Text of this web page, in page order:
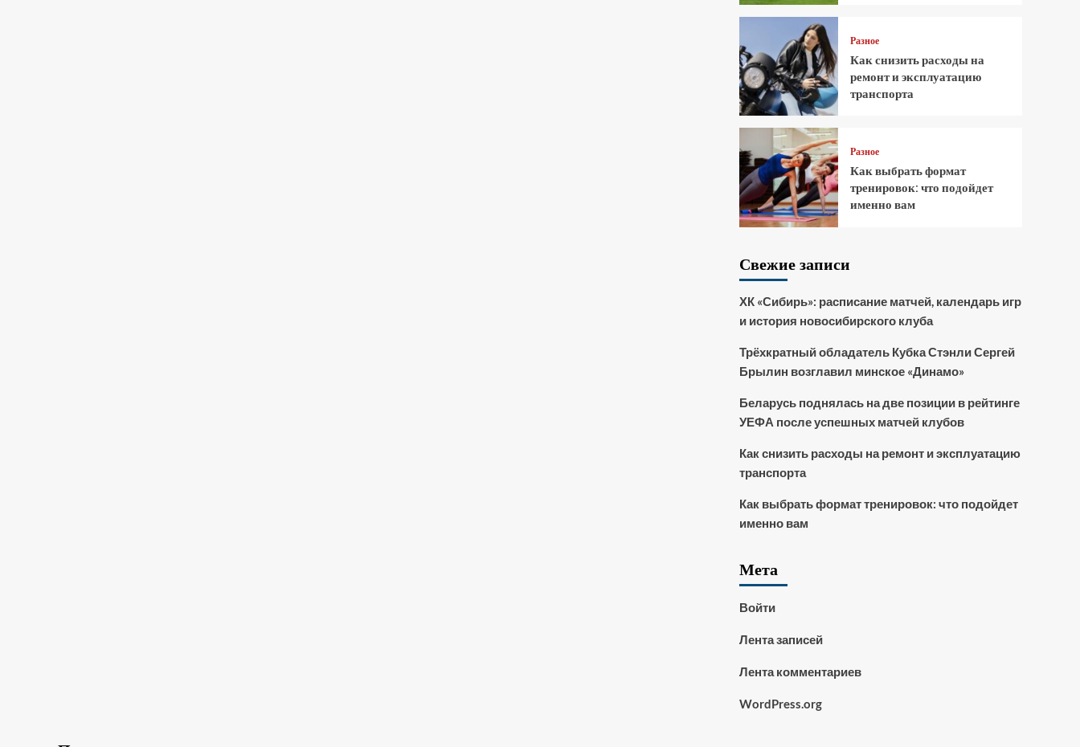
Разное
Как снизить расходы на
ремонт и эксплуатацию
транспорта
Разное
Как выбрать формат
тренировок: что подойдет
именно вам
Свежие записи
ХК «Сибирь»: расписание матчей, календарь игр
и история новосибирского клуба
Трёхкратный обладатель Кубка Стэнли Сергей
Брылин возглавил минское «Динамо»
Беларусь поднялась на две позиции в рейтинге
УЕФА после успешных матчей клубов
Как снизить расходы на ремонт и эксплуатацию
транспорта
Как выбрать формат тренировок: что подойдет
именно вам
Мета
Войти
Лента записей
Лента комментариев
WordPress.org